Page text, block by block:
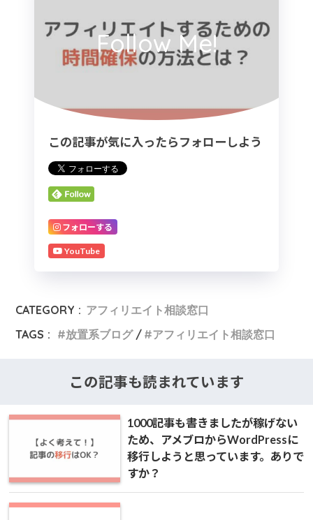
Follow Me!
この記事が気に入ったらフォローしよう
フォローする
YouTube
CATEGORY : アフィリエイト相談窓口
TAGS :
放置系ブログ アフィリエイト相談窓口
この記事も読まれています
1000記事も書きましたが稼げない
ため、アメブロからWordPressに
移行しようと思っています。ありで
すか？